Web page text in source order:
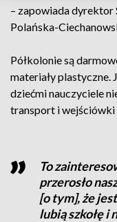
– zapowiada dyrektor
Polańska-
Półkolonie są
materiały plastyczne.
dziećmi nauczyciele
transport i wejściówki
To
przerosło
[o tym], że
lubią szkołę i